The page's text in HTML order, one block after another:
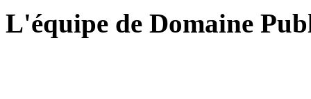
L'équipe de Domaine